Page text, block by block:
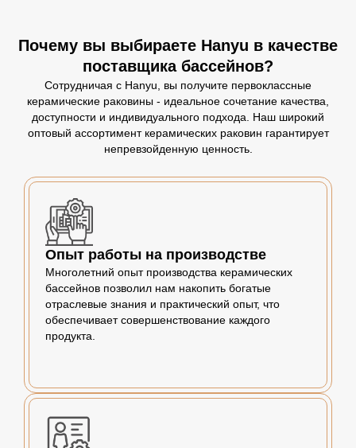
Почему вы выбираете Hanyu в качестве
поставщика бассейнов?
Сотрудничая с Hanyu, вы получите первоклассные
керамические раковины - идеальное сочетание качества,
доступности и индивидуального подхода. Наш широкий
оптовый ассортимент керамических раковин гарантирует
непревзойденную ценность.
Опыт работы на производстве
Многолетний опыт производства керамических
бассейнов позволил нам накопить богатые
отраслевые знания и практический опыт, что
обеспечивает совершенствование каждого
продукта.